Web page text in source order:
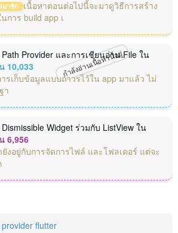
มาชิก เนื้อหาตอนต่อไปนี้จะมาดูวิธีการสร้าง
การ build app เ
กำลังอ่านเนื้อหานี้อยู่
Provider และการเชียนอ่าน File ใน
10,033
ารเก็บข้อมูลแบบถาวรไว้ใน app มาแล้ว ไม่
า
Widget ร่วมกับ ListView ใน
6,956
ยังอยู่กับการจัดการไฟล์ และโฟลเดอร์ แต่จะ
flutter